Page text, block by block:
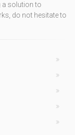
a solution to
do not hesitate to